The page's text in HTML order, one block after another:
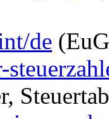
de